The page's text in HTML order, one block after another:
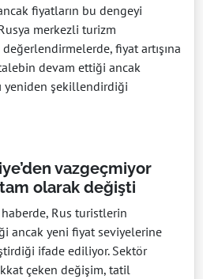
fiyatların bu dengeyi
merkezli turizm
fiyat artışına
devam ettiği ancak
yeniden şekillendirdiği
vazgeçmiyor
tam olarak değişti
haberde, Rus turistlerin
ancak yeni fiyat seviyelerine
ifade ediliyor. Sektör
çeken değişim, tatil